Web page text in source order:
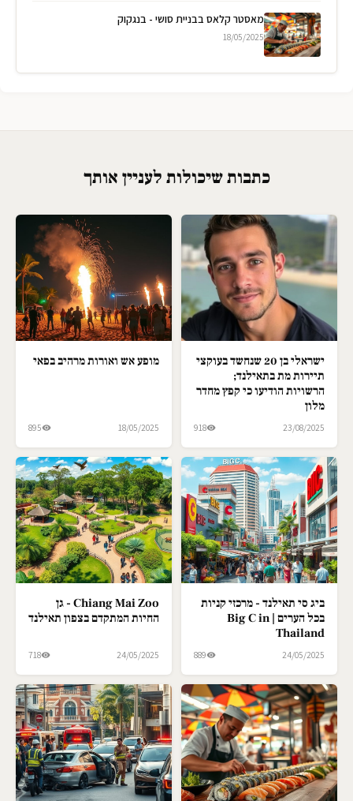
מאסטר קלאס בבניית סושי - בנגקוק
18/05/2025
כתבות שיכולות לעניין אותך
ישראלי בן 20 שנחשד בעוקצי
תיירות מת בתאילנד;
הרשויות הודיעו כי קפץ מחדר
מלון
23/08/2025
918
מופע אש ואורות מרהיב בפאי
18/05/2025
895
ביג סי תאילנד - מרכזי קניות
בכל הערים | Big C in
Thailand
24/05/2025
889
Chiang Mai Zoo - גן
החיות המתקדם בצפון תאילנד
24/05/2025
718